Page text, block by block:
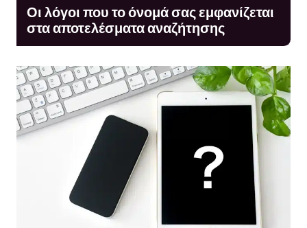
Οι λόγοι που το όνομά σας εμφανίζεται
στα αποτελέσματα αναζήτησης